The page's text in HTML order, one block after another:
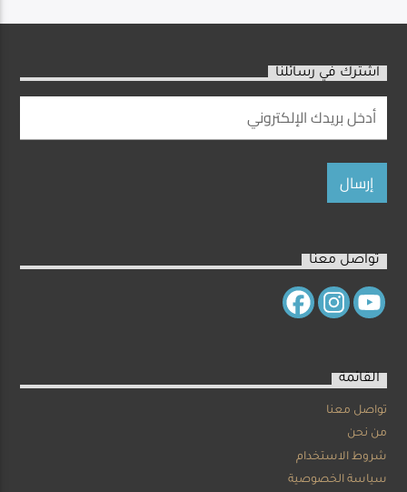
اشترك في رسائلنا
تواصل معنا
القائمة
تواصل معنا
من نحن
شروط الاستخدام
سياسة الخصوصية